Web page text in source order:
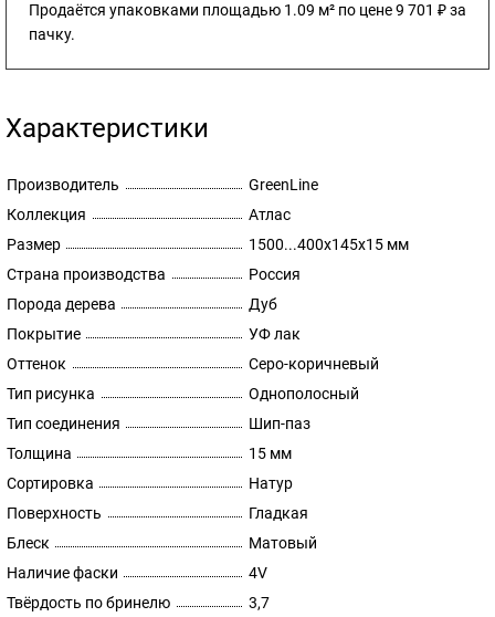
Продаётся упаковками площадью 1.09 м² по цене 9 701 ₽ за
пачку.
Характеристики
Производитель
GreenLine
Коллекция
Атлас
Размер
1500...400х145х15 мм
Страна производства
Россия
Порода дерева
Дуб
Покрытие
УФ лак
Оттенок
Серо-коричневый
Тип рисунка
Однополосный
Тип соединения
Шип-паз
Толщина
15 мм
Сортировка
Натур
Поверхность
Гладкая
Блеск
Матовый
Наличие фаски
4V
Твёрдость по бринелю
3,7